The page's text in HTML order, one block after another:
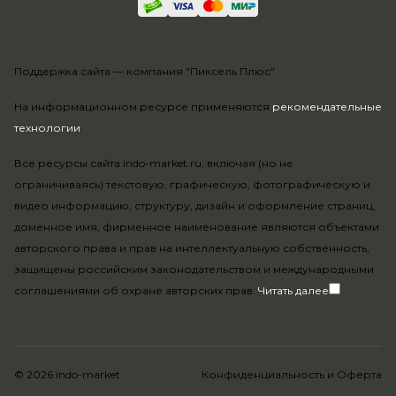
На информационном ресурсе применяются рекомендательные
технологии.
Все ресурсы сайта indo-market.ru, включая (но не
ограничиваясь) текстовую, графическую, фотографическую и
видео информацию, структуру, дизайн и оформление страниц,
доменное имя, фирменное наименование являются объектами
авторского права и прав на интеллектуальную собственность,
защищены российским законодательством и международными
соглашениями об охране авторских прав. Читать далее
Поддержка сайта — компания "Пиксель Плюс"
© 2026 indo-market Конфиденциальность и Оферта